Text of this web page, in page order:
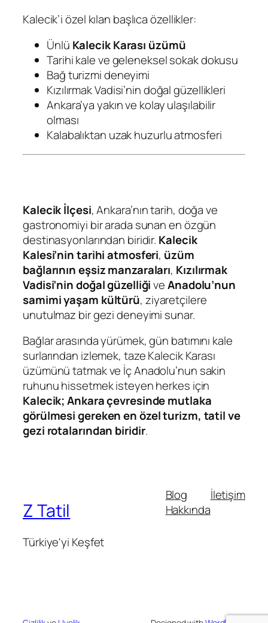
Kalecik’i özel kılan başlıca özellikler:
Ünlü Kalecik Karası üzümü
Tarihi kale ve geleneksel sokak dokusu
Bağ turizmi deneyimi
Kızılırmak Vadisi’nin doğal güzellikleri
Ankara’ya yakın ve kolay ulaşılabilir
olması
Kalabalıktan uzak huzurlu atmosferi
Kalecik İlçesi, Ankara’nın tarih, doğa ve
gastronomiyi bir arada sunan en özgün
destinasyonlarından biridir. Kalecik
Kalesi’nin tarihi atmosferi, üzüm
bağlarının eşsiz manzaraları, Kızılırmak
Vadisi’nin doğal güzelliğiveAnadolu’nun
samimi yaşam kültürü, ziyaretçilere
unutulmaz bir gezi deneyimi sunar.
Bağlar arasında yürümek, gün batımını kale
surlarından izlemek, taze Kalecik Karası
üzümünü tatmak ve İç Anadolu’nun sakin
ruhunu hissetmek isteyen herkes için
Kalecik; Ankara çevresinde mutlaka
görülmesi gereken en özel turizm, tatil ve
gezi rotalarından biridir.
Z Tatil
Türkiye'yi Keşfet
Blog
Hakkında
İletişim